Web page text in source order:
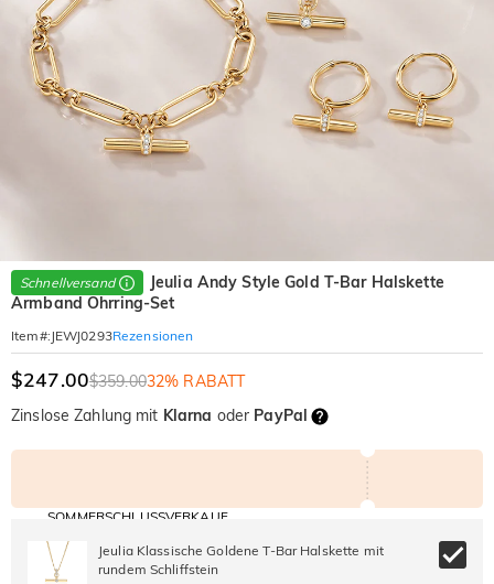
Schnellversand
Jeulia Andy Style Gold T-Bar Halskette
Armband Ohrring-Set
Item#: JEWJ0293Rezensionen
$247.00$359.0032% RABATT
Zinslose Zahlung mit Klarna oder PayPal
SOMMERSCHLUSSVERKAUF
10% RABATT
AUF ALLES
30% RABATT
AUF DEN 2.
ARTIKEL
SUMMER
Kopieren
Jeulia Klassische Goldene T-Bar Halskette mit
rundem Schliffstein